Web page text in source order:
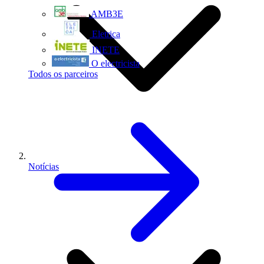
AMB3E
Eletrica
INETE
O electricista
Todos os parceiros
Notícias